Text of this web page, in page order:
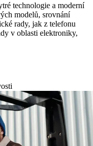
technologie a moderní
modelů, srovnání
rady, jak z telefonu
v oblasti elektroniky,